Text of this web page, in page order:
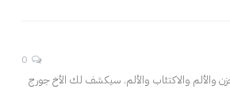
والألم والاكتئاب والألم. سيكشف لك الأخ جورج